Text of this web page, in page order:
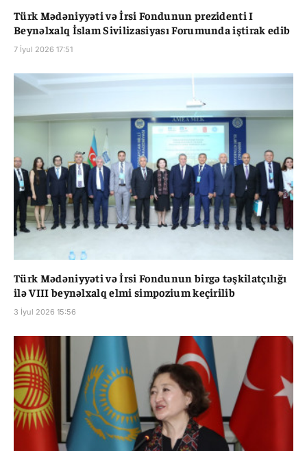
Türk Mədəniyyəti və İrsi Fondunun prezidenti I
Beynəlxalq İslam Sivilizasiyası Forumunda iştirak edib
7 İyul 2026 17:51
Türk Mədəniyyəti və İrsi Fondunun birgə təşkilatçılığı
ilə VIII beynəlxalq elmi simpozium keçirilib
3 İyul 2026 15:56